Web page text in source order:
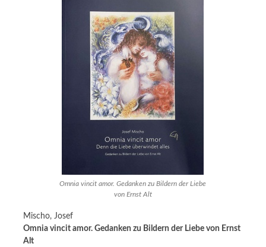
Omnia vincit amor. Gedanken zu Bildern der Liebe
von Ernst Alt
Mischo, Josef
Omnia vincit amor. Gedanken zu Bildern der Liebe von Ernst
Alt